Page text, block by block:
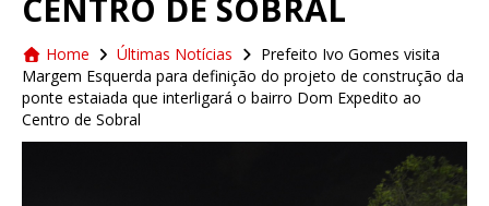
CENTRO DE SOBRAL
Home Últimas Notícias
Prefeito Ivo Gomes visita
Margem Esquerda para definição do projeto de construção da
ponte estaiada que interligará o bairro Dom Expedito ao
Centro de Sobral